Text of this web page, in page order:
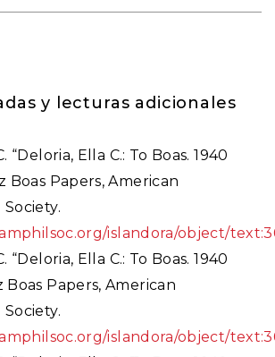
y lecturas adicionales
“Deloria, Ella C.: To Boas. 1940
Boas Papers, American
islandora/object/
“Deloria, Ella C.: To Boas. 1940
Boas Papers, American
islandora/object/